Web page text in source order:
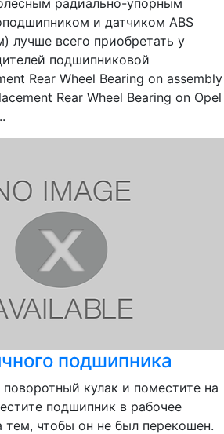
радиально-упорным
и датчиком ABS
лучше всего приобретать у
подшипниковой
Rear Wheel Bearing on assembly
Rear Wheel Bearing on Opel
подшипника
кулак и поместите на
подшипник в рабочее
тем, чтобы он не был перекошен.